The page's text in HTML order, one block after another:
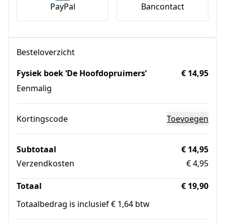
PayPal Bancontact
Besteloverzicht
Fysiek boek ‘De Hoofdopruimers’
Eenmalig
€ 14,95
Kortingscode Toevoegen
Subtotaal
€ 14,95
Verzendkosten
€ 4,95
Totaal
€ 19,90
Totaalbedrag is inclusief € 1,64 btw